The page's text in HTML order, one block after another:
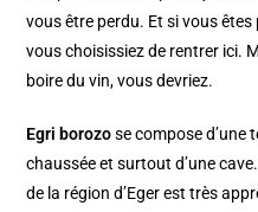
vous être perdu. Et si vous
vous choisissiez de rentrer ici.
boire du vin, vous devriez.
Egri borozose compose d’une
chaussée et surtout d’une
de la région d’Eger est très